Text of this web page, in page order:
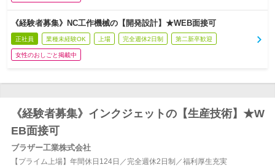
《経験者募集》NC工作機械の【開発設計】★WEB面接可
正社員 業種未経験OK 上場 完全週休2日制 第二新卒歓迎
女性のおしごと掲載中
《経験者募集》インクジェットの【生産技術】★W
EB面接可
ブラザー工業株式会社
【プライム上場】年間休日124日／完全週休2日制／福利厚生充実